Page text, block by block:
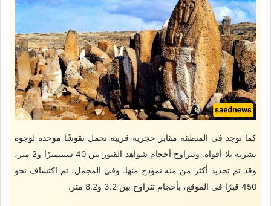
کما توجد فی المنطقه مقابر حجریه قریبه تحمل نقوشًا موحده لوجوه
بشریه بلا أفواه. وتتراوح أحجام شواهد القبور بین 40 سنتیمترًا و2 متر،
وقد تم تحدید أکثر من مئه نموذج منها. وفی المجمل، تم اکتشاف نحو
450 قبرًا فی الموقع، بأحجام تتراوح بین 3.2 و8.2 متر.